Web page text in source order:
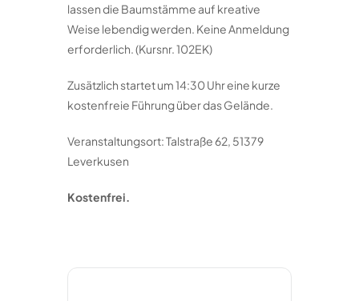
lassen die Baumstämme auf kreative
Weise lebendig werden. Keine Anmeldung
erforderlich. (Kursnr. 102EK)
Zusätzlich startet um 14:30 Uhr eine kurze
kostenfreie Führung über das Gelände.
Veranstaltungsort: Talstraße 62, 51379
Leverkusen
Kostenfrei.